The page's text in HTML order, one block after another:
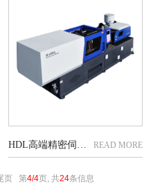
HDL高端精密伺服节能注塑机
页 第4/4页, 共24条信息